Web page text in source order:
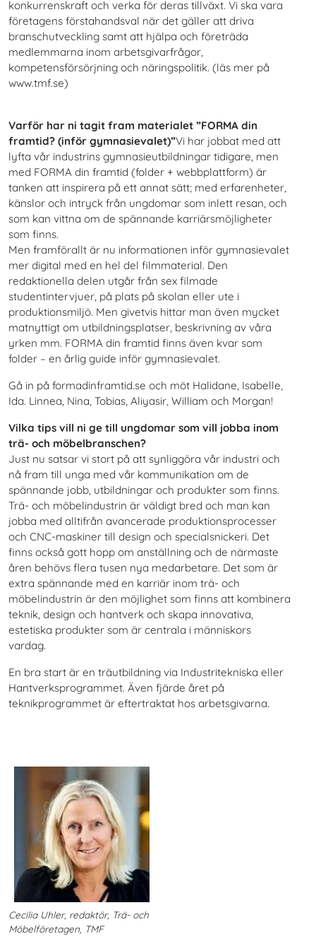
konkurrenskraft och verka för deras tillväxt. Vi ska vara
företagens förstahandsval när det gäller att driva
branschutveckling samt att hjälpa och företräda
medlemmarna inom arbetsgivarfrågor,
kompetensförsörjning och näringspolitik. (läs mer på
www.tmf.se)
Varför har ni tagit fram materialet ”FORMA din
framtid? (inför gymnasievalet)”Vi har jobbat med att
lyfta vår industrins gymnasieutbildningar tidigare, men
med FORMA din framtid (folder + webbplattform) är
tanken att inspirera på ett annat sätt; med erfarenheter,
känslor och intryck från ungdomar som inlett resan, och
som kan vittna om de spännande karriärsmöjligheter
som finns.
Men framförallt är nu informationen inför gymnasievalet
mer digital med en hel del filmmaterial. Den
redaktionella delen utgår från sex filmade
studentintervjuer, på plats på skolan eller ute i
produktionsmiljö. Men givetvis hittar man även mycket
matnyttigt om utbildningsplatser, beskrivning av våra
yrken mm. FORMA din framtid finns även kvar som
folder – en årlig guide inför gymnasievalet.
Gå in på formadinframtid.se och möt Halidane, Isabelle,
Ida. Linnea, Nina, Tobias, Aliyasir, William och Morgan!
Vilka tips vill ni ge till ungdomar som vill jobba inom
trä- och möbelbranschen?
Just nu satsar vi stort på att synliggöra vår industri och
nå fram till unga med vår kommunikation om de
spännande jobb, utbildningar och produkter som finns.
Trä- och möbelindustrin är väldigt bred och man kan
jobba med alltifrån avancerade produktionsprocesser
och CNC-maskiner till design och specialsnickeri. Det
finns också gott hopp om anställning och de närmaste
åren behövs flera tusen nya medarbetare. Det som är
extra spännande med en karriär inom trä- och
möbelindustrin är den möjlighet som finns att kombinera
teknik, design och hantverk och skapa innovativa,
estetiska produkter som är centrala i människors
vardag.
En bra start är en träutbildning via Industritekniska eller
Hantverksprogrammet. Även fjärde året på
teknikprogrammet är eftertraktat hos arbetsgivarna.
Cecilia Uhler, redaktör, Trä- och
Möbelföretagen, TMF